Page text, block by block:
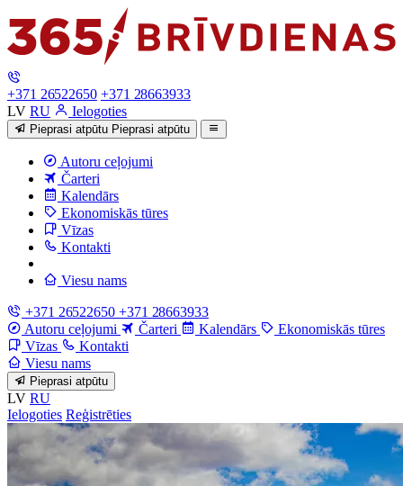
+371 26522650 +371 28663933
LV RU Ielogoties
Pieprasi atpūtu Pieprasi atpūtu
Autoru ceļojumi
Čarteri
Kalendārs
Ekonomiskās tūres
Vīzas
Kontakti
Viesu nams
+371 26522650 +371 28663933
Autoru ceļojumi
Čarteri Kalendārs
Ekonomiskās tūres
Vīzas
Kontakti
Viesu nams
Pieprasi atpūtu
LV RU
Ielogoties Reģistrēties